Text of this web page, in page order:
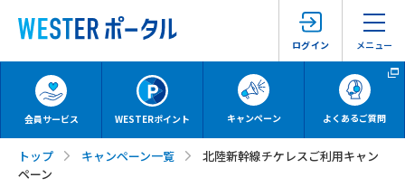
ログイン メニュー
会員サービス WESTERポイント キャンペーン よくあるご質問
トップ キャンペーン一覧
北陸新幹線チケレスご利用キャン
ペーン